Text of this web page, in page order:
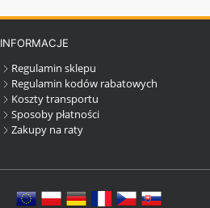
INFORMACJE
Regulamin sklepu
Regulamin kodów rabatowych
Koszty transportu
Sposoby płatności
Zakupy na raty